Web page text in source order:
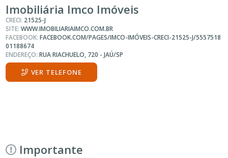
Imobiliária Imco Imóveis
CRECI: 21525-J
SITE:WWW.IMOBILIARIAIMCO.COM.BR
FACEBOOK:FACEBOOK.COM/PAGES/IMCO-IMÓVEIS-CRECI-21525-J/5557518
01188674
ENDEREÇO:RUA RIACHUELO, 720 - JAÚ/SP
VER TELEFONE
Importante